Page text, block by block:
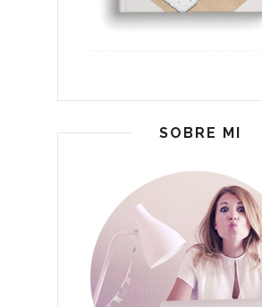
SOBRE MI